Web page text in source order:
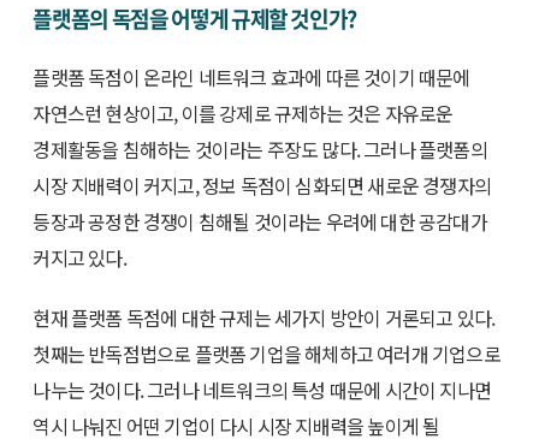
플랫폼의 독점을 어떻게 규제할 것인가?
플랫폼 독점이 온라인 네트워크 효과에 따른 것이기 때문에
자연스런 현상이고, 이를 강제로 규제하는 것은 자유로운
경제활동을 침해하는 것이라는 주장도 많다. 그러나 플랫폼의
시장 지배력이 커지고, 정보 독점이 심화되면 새로운 경쟁자의
등장과 공정한 경쟁이 침해될 것이라는 우려에 대한 공감대가
커지고 있다.
현재 플랫폼 독점에 대한 규제는 세가지 방안이 거론되고 있다.
첫째는 반독점법으로 플랫폼 기업을 해체하고 여러개 기업으로
나누는 것이다. 그러나 네트워크의 특성 때문에 시간이 지나면
역시 나눠진 어떤 기업이 다시 시장 지배력을 높이게 될